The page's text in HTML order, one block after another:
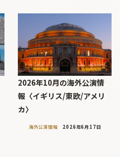
2026年10月の海外公演情
報〈イギリス/東欧/アメリ
カ〉
海外公演情報 2026年6月17日